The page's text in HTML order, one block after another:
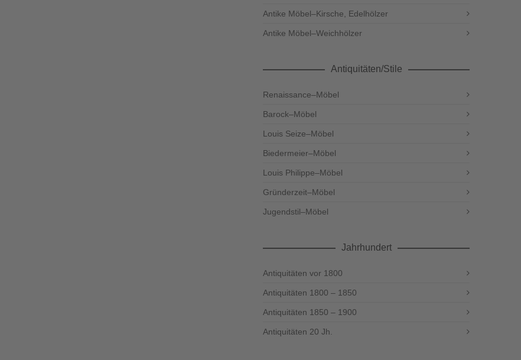
Antike Möbel–Kirsche, Edelhölzer
Antike Möbel–Weichhölzer
Antiquitäten/Stile
Renaissance–Möbel
Barock–Möbel
Louis Seize–Möbel
Biedermeier–Möbel
Louis Philippe–Möbel
Gründerzeit–Möbel
Jugendstil–Möbel
Jahrhundert
Antiquitäten vor 1800
Antiquitäten 1800 – 1850
Antiquitäten 1850 – 1900
Antiquitäten 20 Jh.